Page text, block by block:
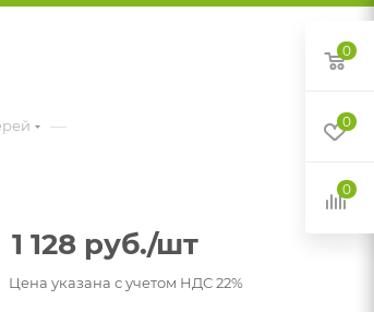
—
1 128 руб./шт
Цена указана с учетом НДС 22%
0
0
0